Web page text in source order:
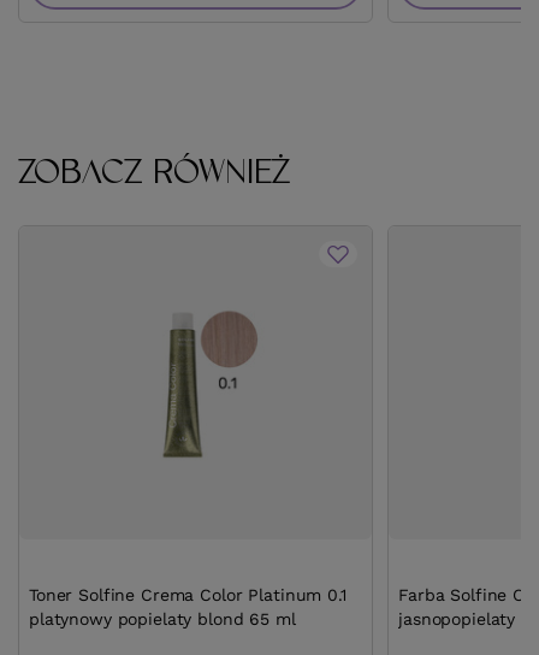
ZOBACZ RÓWNIEŻ
Toner Solfine Crema Color Platinum 0.1
platynowy popielaty blond 65 ml
Farba Solfine
jasnopopielaty